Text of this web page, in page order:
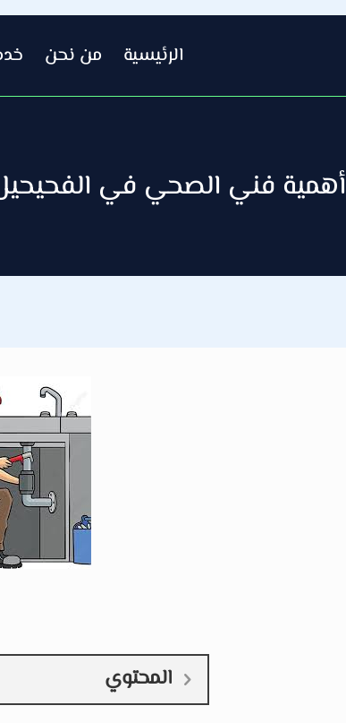
الرئيسية من نحن
أهمية فني الصحي في الفحيحيل
المحتوي